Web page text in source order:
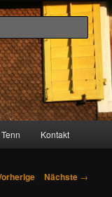
Kontakt
Nächste →